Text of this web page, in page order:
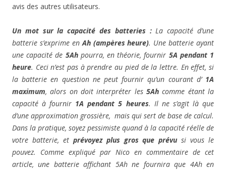
avis des autres utilisateurs.
Un mot sur la capacité des batteries :La capacité d’une
batterie s’exprime enAh (ampères heure). Une batterie ayant
une capacité de 5Ahpourra, en théorie, fournir 5A pendant 1
heure. Ceci n’est pas à prendre au pied de la lettre. En effet, si
la batterie en question ne peut fournir qu’un courant d’ 1A
maximum, alors on doit interpréter les 5Ah comme étant la
capacité à fournir 1A pendant 5 heures. Il ne s’agit là que
d’une approximation grossière, mais qui sert de base de calcul.
Dans la pratique, soyez pessimiste quand à la capacité réelle de
votre batterie, et prévoyez plus gros que prévu si vous le
pouvez. Comme expliqué par Nico en commentaire de cet
article, une batterie affichant 5Ah ne fournira que 4Ah en